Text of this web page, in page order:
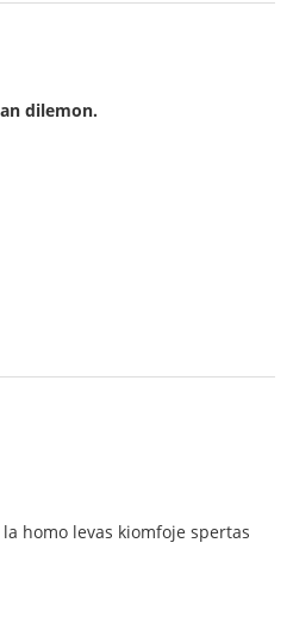
dilemon.
homo levas kiomfoje spertas